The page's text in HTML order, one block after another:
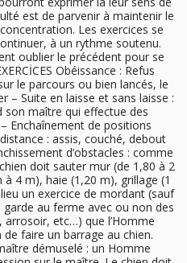
est de parvenir à maintenir le
Les exercices se
à un rythme soutenu.
oublier le précédent pour se
Obéissance : Refus
le parcours ou bien lancés, le
– Suite en laisse et sans laisse :
son maître qui effectue des
Enchaînement de positions
: assis, couché, debout
d’obstacles : comme
doit sauter mur (de 1,80 à 2
4 m), haie (1,20 m), grillage (1
un exercice de mordant (sauf
au ferme avec ou non des
arrosoir, etc…) que l’Homme
faire un barrage au chien.
démuselé : un Homme